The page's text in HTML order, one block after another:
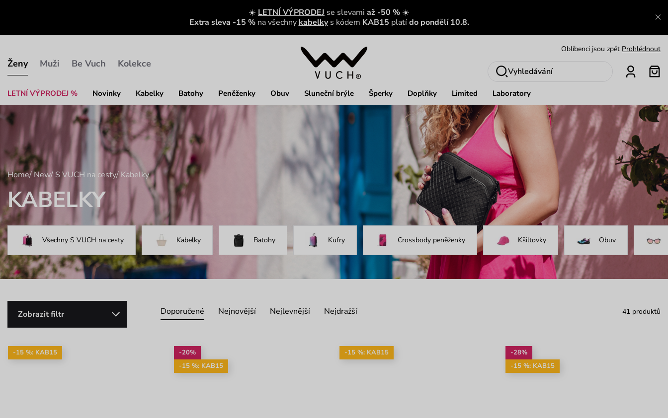
☀️ LETNÍ VÝPRODEJ se slevami až -50 % ☀️
Extra sleva -15 % na všechny kabelky s kódem KAB15 platído pondělí 10.8.
Ženy
LETNÍ VÝPRODEJ % Novinky Kabelky Batohy Peněženky Obuv Sluneční brýle Šperky Doplňky Limited Laboratory
Muži Be Vuch Kolekce
Nech se inspirovat Ukázat
Vyhledávání
Home/New/ S VUCH na cesty/ Kabelky
KABELKY
Všechny S VUCH na cesty Kabelky Batohy Kufry Crossbody peněženky Kšiltovky Obuv
Zobrazit filtr Doporučené Nejnovější Nejlevnější Nejdražší 41 produktů
-15 %: KAB15
-20%
-15 %: KAB15
-15 %: KAB15
-28%
-15 %: KAB15